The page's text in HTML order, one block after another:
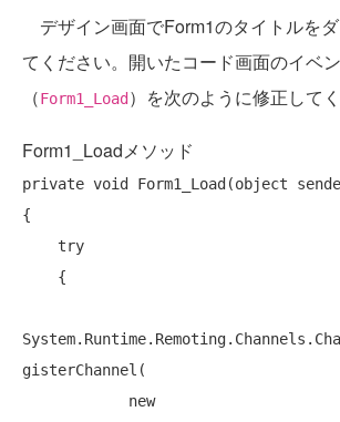
デザイン画面でForm1のタイトルを
てください。開いたコード画面のイベ
（Form1_Load ）を次のように修正してく
Form1_Loadメソッド
private void Form1_Load(object
{
try
gisterChannel(
new